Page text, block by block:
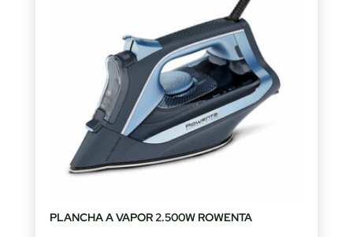
PLANCHA A VAPOR 2.500W ROWENTA